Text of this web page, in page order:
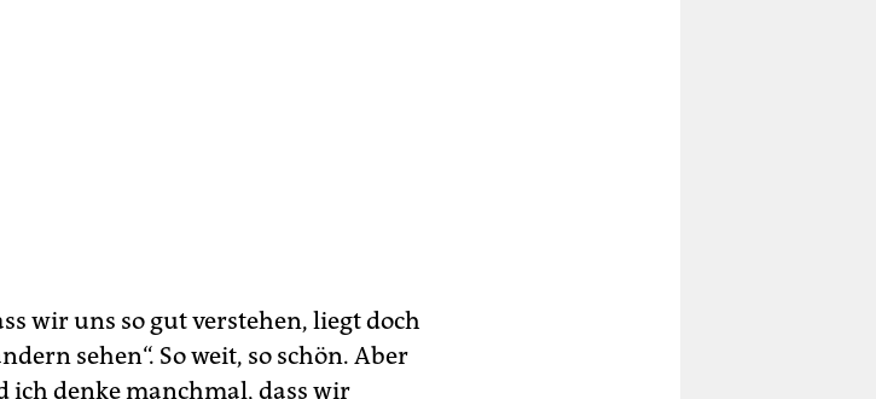
wir uns so gut verstehen, liegt doch
sehen“. So weit, so schön. Aber
ich denke manchmal, dass wir